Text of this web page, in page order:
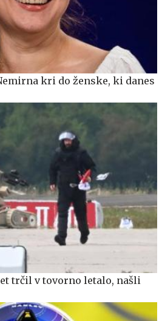
kri do ženske, ki danes
trčil v tovorno letalo, našli